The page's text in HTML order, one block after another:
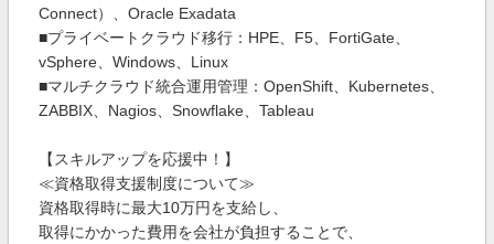
Connect）、Oracle Exadata
■プライベートクラウド移行：HPE、F5、FortiGate、
vSphere、Windows、Linux
■マルチクラウド統合運用管理：OpenShift、Kubernetes、
ZABBIX、Nagios、Snowflake、Tableau
【スキルアップを応援中！】
≪資格取得支援制度について≫
資格取得時に最大10万円を支給し、
取得にかかった費用を会社が負担することで、